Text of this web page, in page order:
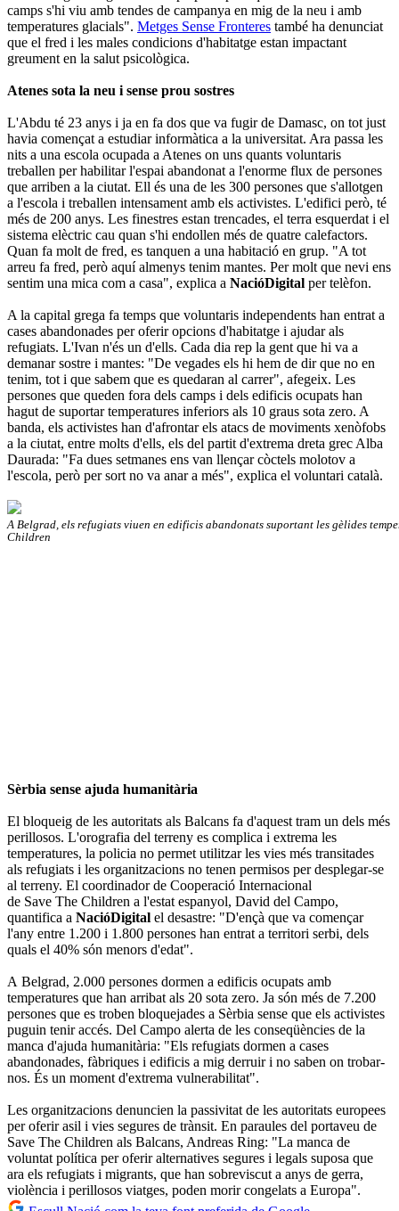
camps s'hi viu amb tendes de campanya en mig de la neu i amb
temperatures glacials". Metges Sense Fronteres també ha denunciat
que el fred i les males condicions d'habitatge estan impactant
greument en la salut psicològica.
Atenes sota la neu i sense prou sostres
L'Abdu té 23 anys i ja en fa dos que va fugir de Damasc, on tot just
havia començat a estudiar informàtica a la universitat. Ara passa les
nits a una escola ocupada a Atenes on uns quants voluntaris
treballen per habilitar l'espai abandonat a l'enorme flux de persones
que arriben a la ciutat. Ell és una de les 300 persones que s'allotgen
a l'escola i treballen intensament amb els activistes. L'edifici però, té
més de 200 anys. Les finestres estan trencades, el terra esquerdat i el
sistema elèctric cau quan s'hi endollen més de quatre calefactors.
Quan fa molt de fred, es tanquen a una habitació en grup. "A tot
arreu fa fred, però aquí almenys tenim mantes. Per molt que nevi ens
sentim una mica com a casa", explica a NacióDigital per telèfon.
A la capital grega fa temps que voluntaris independents han entrat a
cases abandonades per oferir opcions d'habitatge i ajudar als
refugiats. L'Ivan n'és un d'ells. Cada dia rep la gent que hi va a
demanar sostre i mantes: "De vegades els hi hem de dir que no en
tenim, tot i que sabem que es quedaran al carrer", afegeix. Les
persones que queden fora dels camps i dels edificis ocupats han
hagut de suportar temperatures inferiors als 10 graus sota zero. A
banda, els activistes han d'afrontar els atacs de moviments xenòfobs
a la ciutat, entre molts d'ells, els del partit d'extrema dreta grec Alba
Daurada: "Fa dues setmanes ens van llençar còctels molotov a
l'escola, però per sort no va anar a més", explica el voluntari català.
A Belgrad, els refugiats viuen en edificis abandonats suportant les gèlides
Children
Sèrbia sense ajuda humanitària
El bloqueig de les autoritats als Balcans fa d'aquest tram un dels més
perillosos. L'orografia del terreny es complica i extrema les
temperatures, la policia no permet utilitzar les vies més transitades
als refugiats i les organitzacions no tenen permisos per desplegar-se
al terreny. El coordinador de Cooperació Internacional
de Save The Children a l'estat espanyol, David del Campo,
quantifica a NacióDigital el desastre: "D'ençà que va començar
l'any entre 1.200 i 1.800 persones han entrat a territori serbi, dels
quals el 40% són menors d'edat".
A Belgrad, 2.000 persones dormen a edificis ocupats amb
temperatures que han arribat als 20 sota zero. Ja són més de 7.200
persones que es troben bloquejades a Sèrbia sense que els activistes
puguin tenir accés. Del Campo alerta de les conseqüències de la
manca d'ajuda humanitària: "Els refugiats dormen a cases
abandonades, fàbriques i edificis a mig derruir i no saben on trobar-
nos. És un moment d'extrema vulnerabilitat".
Les organitzacions denuncien la passivitat de les autoritats europees
per oferir asil i vies segures de trànsit. En paraules del portaveu de
Save The Children als Balcans, Andreas Ring: "La manca de
voluntat política per oferir alternatives segures i legals suposa que
ara els refugiats i migrants, que han sobreviscut a anys de gerra,
violència i perillosos viatges, poden morir congelats a Europa".